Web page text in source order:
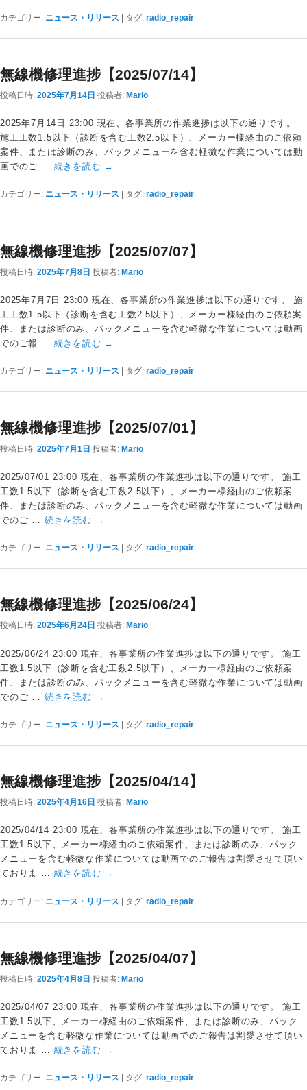
カテゴリー: ニュース・リリース | タグ: radio_repair
無線機修理進捗【2025/07/14】
投稿日時: 2025年7月14日 投稿者: Mario
2025年7月14日 23:00 現在、各事業所の作業進捗は以下の通りです。
施工工数1.5以下（診断を含む工数2.5以下）、メーカー様経由のご依頼
案件、または診断のみ、パックメニューを含む軽微な作業については動
画でのご … 続きを読む →
カテゴリー: ニュース・リリース タグ: radio_repair
無線機修理進捗【2025/07/07】
投稿日時: 2025年7月8日 投稿者: Mario
2025年7月7日 23:00 現在、各事業所の作業進捗は以下の通りです。 施
工工数1.5以下（診断を含む工数2.5以下）、メーカー様経由のご依頼案
件、または診断のみ、パックメニューを含む軽微な作業については動画
でのご報 … 続きを読む →
カテゴリー: ニュース・リリース タグ: radio_repair
無線機修理進捗【2025/07/01】
投稿日時: 2025年7月1日 投稿者: Mario
2025/07/01 23:00 現在、各事業所の作業進捗は以下の通りです。 施工
工数1.5以下（診断を含む工数2.5以下）、メーカー様経由のご依頼案
件、または診断のみ、パックメニューを含む軽微な作業については動画
でのご … 続きを読む →
カテゴリー: ニュース・リリース タグ: radio_repair
無線機修理進捗【2025/06/24】
投稿日時: 2025年6月24日 投稿者: Mario
2025/06/24 23:00 現在、各事業所の作業進捗は以下の通りです。 施工
工数1.5以下（診断を含む工数2.5以下）、メーカー様経由のご依頼案
件、または診断のみ、パックメニューを含む軽微な作業については動画
でのご … 続きを読む →
カテゴリー: ニュース・リリース | タグ: radio_repair
無線機修理進捗【2025/04/14】
投稿日時: 2025年4月16日 投稿者: Mario
2025/04/14 23:00 現在、各事業所の作業進捗は以下の通りです。 施工
工数1.5以下、メーカー様経由のご依頼案件、または診断のみ、パック
メニューを含む軽微な作業については動画でのご報告は割愛させて頂い
ておりま … 続きを読む →
カテゴリー: ニュース・リリース | タグ: radio_repair
無線機修理進捗【2025/04/07】
投稿日時: 2025年4月8日 投稿者: Mario
2025/04/07 23:00 現在、各事業所の作業進捗は以下の通りです。 施工
工数1.5以下、メーカー様経由のご依頼案件、または診断のみ、パック
メニューを含む軽微な作業については動画でのご報告は割愛させて頂い
ておりま … 続きを読む →
カテゴリー: ニュース・リリース タグ: radio_repair